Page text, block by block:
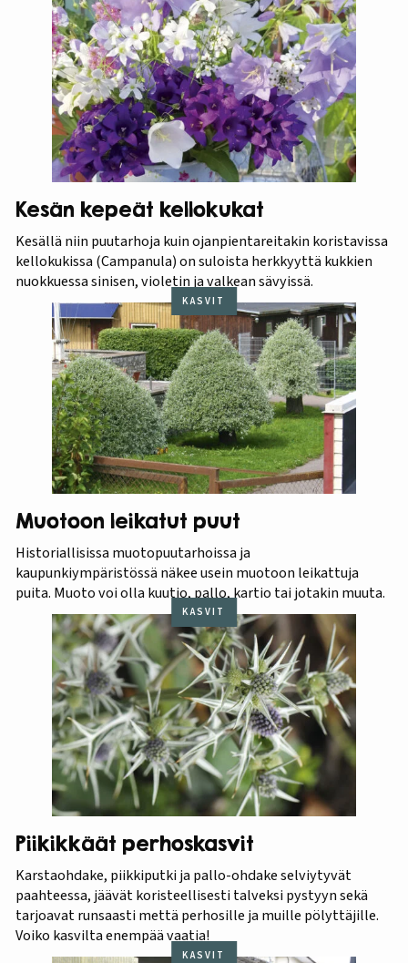
Kesän kepeät kellokukat
Kesällä niin puutarhoja kuin ojanpientareitakin koristavissa
kellokukissa (Campanula) on suloista herkkyyttä kukkien
nuokkuessa sinisen, violetin ja valkean sävyissä.
KASVIT
Muotoon leikatut puut
Historiallisissa muotopuutarhoissa ja
kaupunkiympäristössä näkee usein muotoon leikattuja
puita. Muoto voi olla kuutio, pallo, kartio tai jotakin muuta.
KASVIT
Piikikkäät perhoskasvit
Karstaohdake, piikkiputki ja pallo-ohdake selviytyvät
paahteessa, jäävät koristeellisesti talveksi pystyyn sekä
tarjoavat runsaasti mettä perhosille ja muille pölyttäjille.
Voiko kasvilta enempää vaatia!
KASVIT